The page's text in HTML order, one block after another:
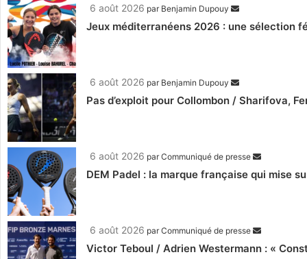
6 août 2026 par Benjamin Dupouy
Jeux méditerranéens 2026 : une sélection
6 août 2026 par Benjamin Dupouy
Pas d’exploit pour Collombon / Sharifova,
6 août 2026 parCommuniqué de presse
DEM Padel : la marque française qui mise
6 août 2026 parCommuniqué de presse
Victor Teboul / Adrien Westermann : «